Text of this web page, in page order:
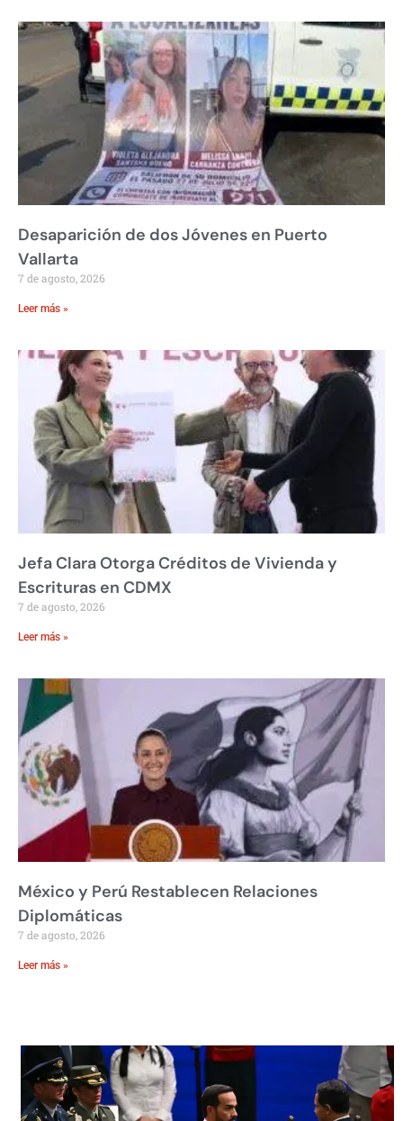
Desaparición de dos Jóvenes en Puerto
Vallarta
7 de agosto, 2026
Leer más »
Jefa Clara Otorga Créditos de Vivienda y
Escrituras en CDMX
7 de agosto, 2026
Leer más »
México y Perú Restablecen Relaciones
Diplomáticas
7 de agosto, 2026
Leer más »